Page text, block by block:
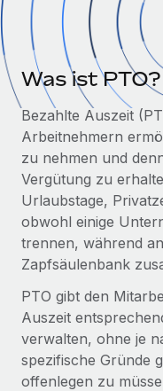
Weltweites
Contractor of
Rechtssichere,
Contractor
Globales
Freelancer:innen
PEO
Auslagern von
INFRASTRUKTUR
Remote
Nahtlose
Plattform
Integrierte HR-
Explorer für
Einfache
Remote im
Vergleiche mit
WACHSTUMSPHASE
Startups
Agile HR- und
Unternehmen
Mittelstand
vergrößern
Enterprise
Globale HR für
Informationen zu
LERNEN MIT
Forschung und
Fallstudien
HR-Glossar
English (United
English
Nederlands
Français
Deutsch
Italiano
Português (Portugal)
Was ist PTO?
Bezahlte Auszeit
Arbeitnehmern
zu nehmen und
Vergütung zu
Urlaubstage,
obwohl einige
trennen, während
Zapfsäulenbank
PTO gibt den
Auszeit
verwalten, ohne je
spezifische Gründe
offenlegen zu